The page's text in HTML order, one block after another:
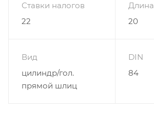
Ставки налогов
22
Длина
20
Вид
цилиндр/гол.
прямой шлиц
DIN
84